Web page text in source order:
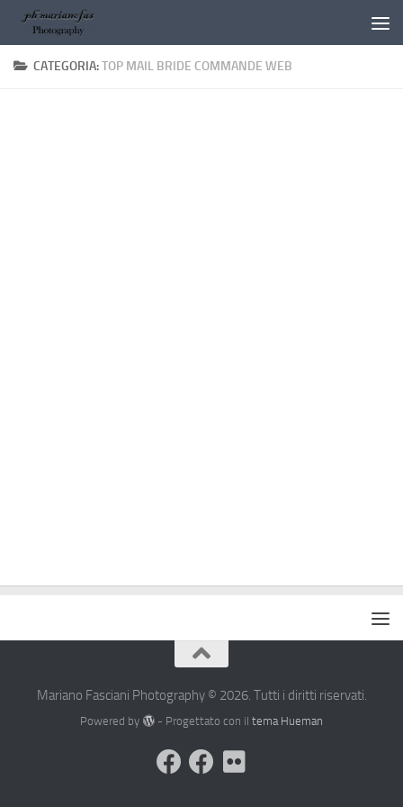
Salta al contenuto
CATEGORIA:TOP MAIL BRIDE COMMANDE WEB
Mariano Fasciani Photography © 2026. Tutti i diritti riservati.
Powered by - Progettato con il tema Hueman